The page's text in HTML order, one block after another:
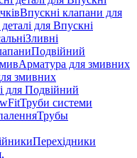
Впускні клапани для
для Впускні
Зливні
Подвійний
Арматура для змивних
змивних
для Подвійний
Труби системи
Трубы
Перехідники